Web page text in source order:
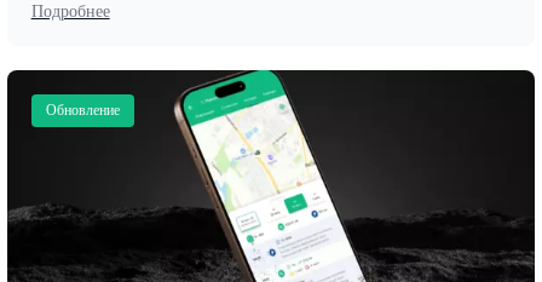
Подробнее
Обновление